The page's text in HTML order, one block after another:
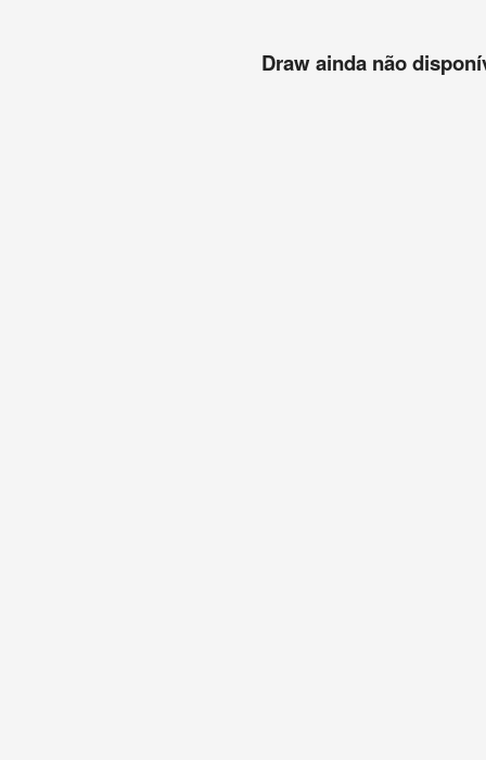
Draw ainda não